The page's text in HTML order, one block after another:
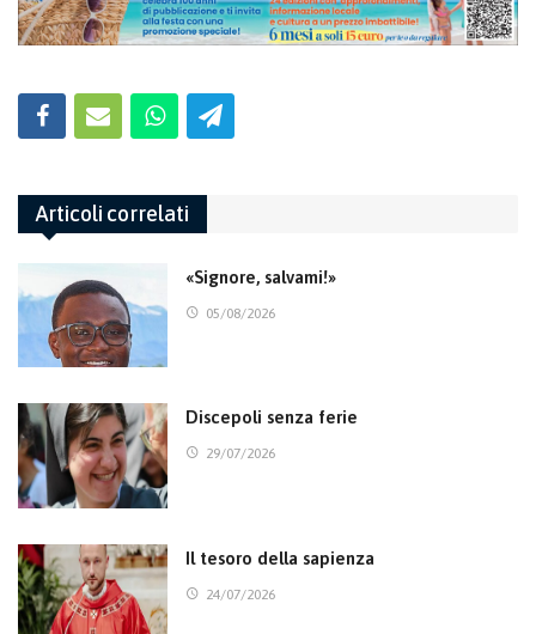
Articoli correlati
«Signore, salvami!»
05/08/2026
Discepoli senza ferie
29/07/2026
Il tesoro della sapienza
24/07/2026